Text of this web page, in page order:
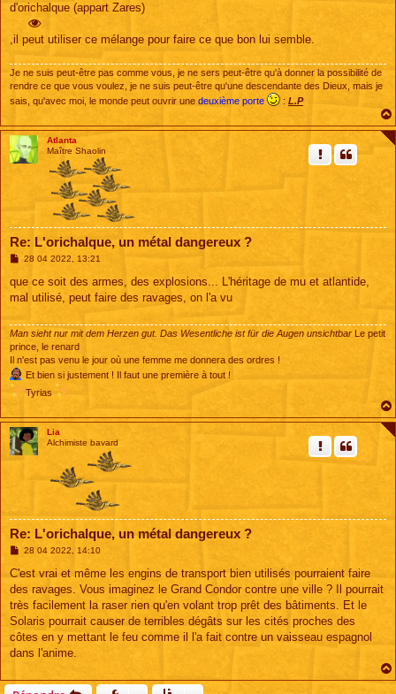
d'orichalque (appart Zares)
,il peut utiliser ce mélange pour faire ce que bon lui semble.
Je ne suis peut-être pas comme vous, je ne sers peut-être qu'à donner la possibilité de
rendre ce que vous voulez, je ne suis peut-être qu'une descendante des Dieux, mais je
sais, qu'avec moi, le monde peut ouvrir une deuxième porte : L.P
Atlanta
Maître Shaolin
Re: L'orichalque, un métal dangereux ?
M
s
a
28 04 2022, 13:21
que ce soit des armes, des explosions... L'héritage de mu et atlantide,
mal utilisé, peut faire des ravages, on l'a vu
Man sieht nur mit dem Herzen gut. Das Wesentliche ist für die Augen unsichtbar Le petit
prince, le renard
Il n'est pas venu le jour où une femme me donnera des ordres !
Et bien si justement ! Il faut une première à tout !
Tyrias
Lia
Alchimiste bavard
Re: L'orichalque, un métal dangereux ?
M
s
a
g
28 04 2022, 14:10
C'est vrai et même les engins de transport bien utilisés pourraient faire
des ravages. Vous imaginez le Grand Condor contre une ville ? Il pourrait
très facilement la raser rien qu'en volant trop prêt des bâtiments. Et le
Solaris pourrait causer de terribles dégâts sur les cités proches des
côtes en y mettant le feu comme il l'a fait contre un vaisseau espagnol
dans l'anime.